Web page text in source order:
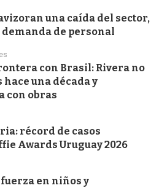
una caída del sector,
de personal
con Brasil: Rivera no
una década y
con obras
récord de casos
Awards Uruguay 2026
en niños y